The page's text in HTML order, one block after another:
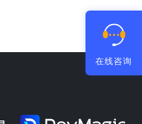
在线咨询